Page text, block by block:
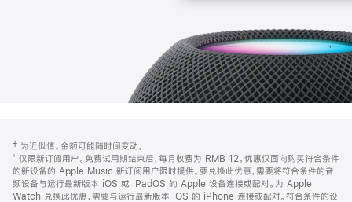
页
页
脚
注
‡ 为近似值。金额可能随时间变动。
⁺ 仅限新订阅用户。免费试用期结束后，每月收费为 RMB 12。优惠仅面向购买符合条件
的新设备的 Apple Music 新订阅用户限时提供。要兑换此优惠，需要将符合条件的音
频设备与运行最新版本 iOS 或 iPadOS 的 Apple 设备连接或配对。为 Apple
Watch 兑换此优惠，需要与运行最新版本 iOS 的 iPhone 连接或配对。符合条件的设